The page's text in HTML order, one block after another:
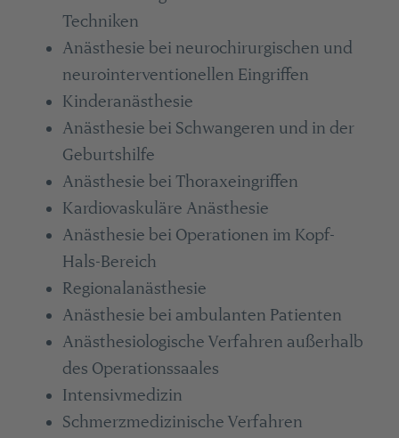
Techniken
Anästhesie bei neurochirurgischen und
neurointerventionellen Eingriffen
Kinderanästhesie
Anästhesie bei Schwangeren und in der
Geburtshilfe
Anästhesie bei Thoraxeingriffen
Kardiovaskuläre Anästhesie
Anästhesie bei Operationen im Kopf-
Hals-Bereich
Regionalanästhesie
Anästhesie bei ambulanten Patienten
Anästhesiologische Verfahren außerhalb
des Operationssaales
Intensivmedizin
Schmerzmedizinische Verfahren